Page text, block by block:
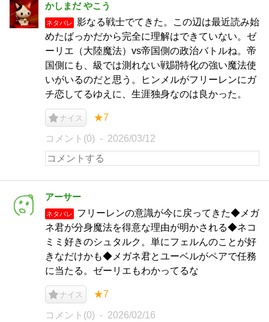
かしまだ やこう
ネタバレ
影なる戦士でてきた。この辺は最近読み始
めたばっかだから完全に理解はできていない。ゼ
ーリエ（大陸魔法）vs帝国側の政治バトルね。帝
国側にも、級では測れない戦闘特化の強い魔法使
いがいるのだと思う。ヒンメルがフリーレンにガ
チ恋してるゆえに、生涯独身なのは良かった。
ナイス ★7
コメント(0) 2026/03/12
アーサー
ネタバレ
フリーレンの意識が今に戻ってきた◆メガ
ネ君が分身魔法を得意な理由が明かされる◆ネコ
ミミ好きのシュタルク。単にフェルんのことが好
きなだけかも◆メガネ君とユーベルがペアで任務
に当たる。ゼーリエもわかってるな
ナイス ★7
コメント(0) 2026/02/16